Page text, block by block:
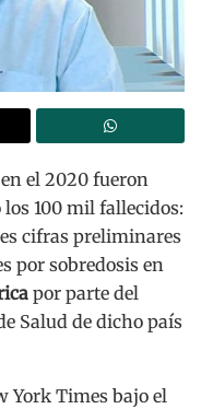
en el 2020 fueron
los 100 mil fallecidos:
cifras preliminares
por sobredosis en
por parte del
Salud de dicho país
York Times bajo el